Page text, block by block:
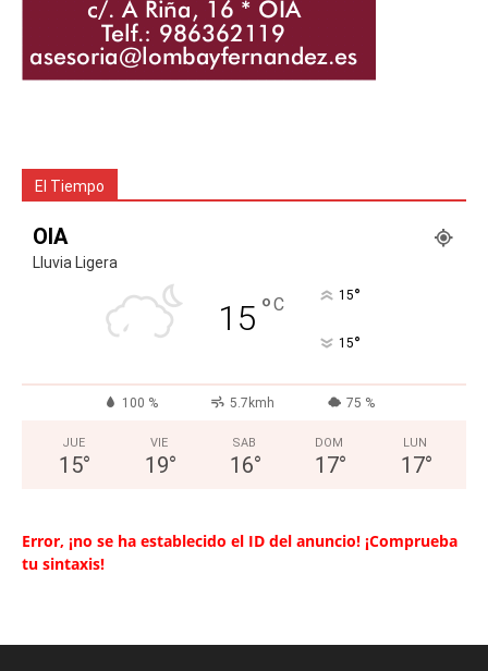
El Tiempo
OIA
Lluvia Ligera
15 °C 15°
15°
100 % 5.7kmh 75 %
JUE
15°
VIE
19°
SAB
16°
DOM
17°
LUN
17°
Error, ¡no se ha establecido el ID del anuncio! ¡Comprueba
tu sintaxis!